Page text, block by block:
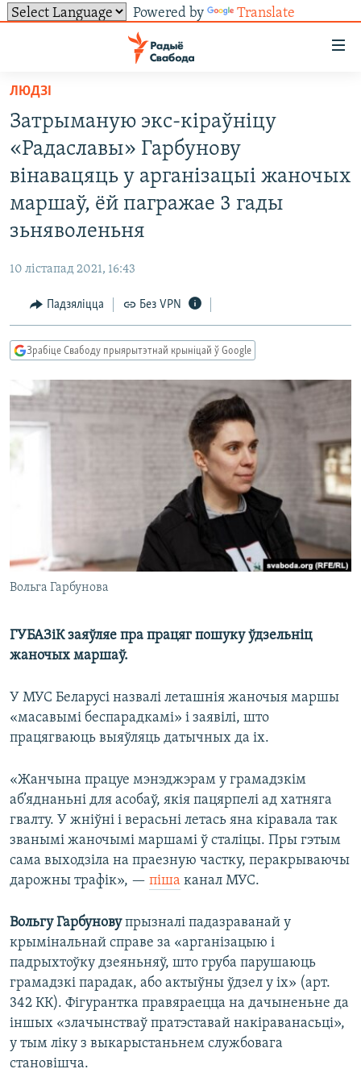
Powered by Translate
ўнівэрсальнага
доступу
Перайсьці
да
галоўнага
зьместу
да
галоўнай
Перайсьці
пошуку
УСЕ НАВІНЫ
БЕЛАРУСЫ НА ВАЙНЕ
ПАЛІТВЯЗЬНІ
КАЛЯНДАР
ТОЛЬКІ НА СВАБОДЗЕ
АЎДЫЁКНІГІ
PREMIUM
НА ХВАЛЯХ СВАБОДЫ
СУВЯЗЬ
АБЫСЬЦІ БЛЯКАВАНЬНЕ
ПАДПІСАЦЦА
TWITTER
САЧЫЦЕ ЗА АБНАЎЛЕНЬНЯМІ
Усе сайты РС/РСЭ
ЛЮДЗІ
Затрыманую экс-кіраўніцу
«Радаславы» Гарбунову
вінавацяць у арганізацыі жаночых
маршаў, ёй пагражае 3 гады
зьняволеньня
10 лістапад 2021, 16:43
Падзяліцца Без VPN
Зрабіце Свабоду прыярытэтнай крыніцай ў Google
Вольга Гарбунова
ГУБАЗіК заяўляе пра працяг пошуку ўдзельніц
жаночых маршаў.
У МУС Беларусі назвалі леташнія жаночыя маршы
«масавымі беспарадкамі» і заявілі, што
працягваюць выяўляць датычных да іх.
«Жанчына працуе мэнэджэрам у грамадзкім
аб’яднаньні для асобаў, якія пацярпелі ад хатняга
гвалту. У жніўні і верасьні летась яна кіравала так
званымі жаночымі маршамі ў сталіцы. Пры гэтым
сама выходзіла на праезную частку, перакрываючы
дарожны трафік», — піша канал МУС.
Вольгу Гарбуновупрызналі падазраванай у
крымінальнай справе за «арганізацыю і
падрыхтоўку дзеяньняў, што груба парушаюць
грамадзкі парадак, або актыўны ўдзел у іх» (арт.
342 КК). Фігурантка правяраецца на дачыненьне да
іншых «злачынстваў пратэставай накіраванасьці»,
у тым ліку з выкарыстаньнем службовага
становішча.